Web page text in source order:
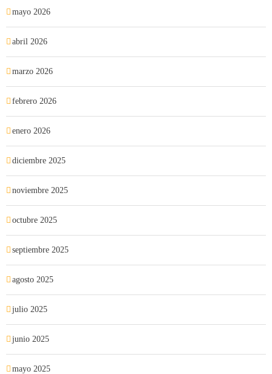
mayo 2026
abril 2026
marzo 2026
febrero 2026
enero 2026
diciembre 2025
noviembre 2025
octubre 2025
septiembre 2025
agosto 2025
julio 2025
junio 2025
mayo 2025